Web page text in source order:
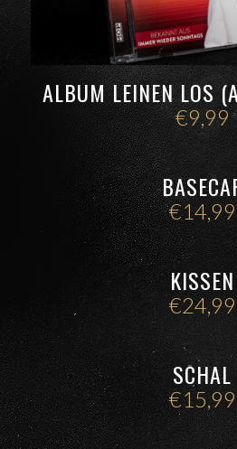
ALBUM LEINEN LOS
€9,99
€14,99
KISSEN
€24,99
SCHAL
€15,99